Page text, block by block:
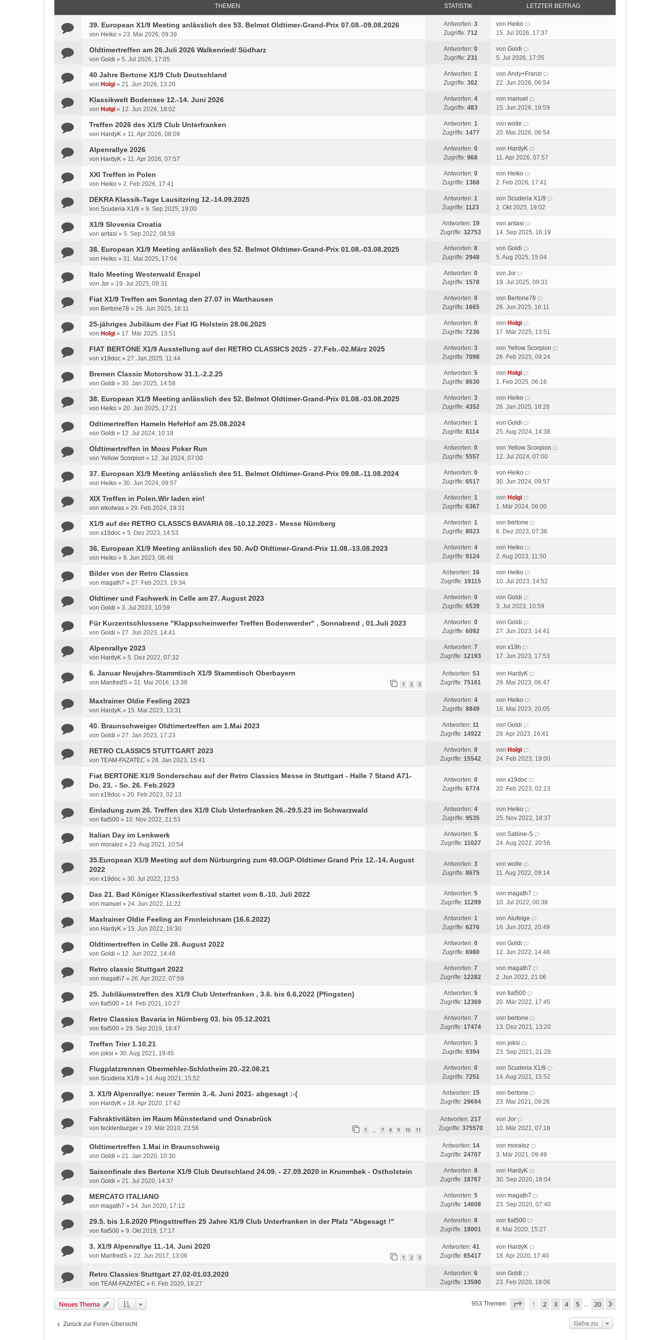
THEMEN STATISTIK LETZTER BEITRAG
39. European X1/9 Meeting anlässlich des 53. Belmot Oldtimer-Grand-Prix 07.08.-09.08.2026
von Heiko » 23. Mai 2026, 09:39
Antworten: 3
Zugriffe: 712
von Heiko
15. Jul 2026, 17:37
Oldtimertreffen am 26.Juli 2026 Walkenried/ Südharz
von Goldi » 5. Jul 2026, 17:05
Antworten: 0
Zugriffe: 231
von Goldi
5. Jul 2026, 17:05
40 Jahre Bertone X1/9 Club Deutschland
von Holgi » 21. Jun 2026, 13:20
Antworten: 1
Zugriffe: 302
von Andy+Franzi
22. Jun 2026, 06:54
Klassikwelt Bodensee 12.-14. Juni 2026
von Holgi » 12. Jun 2026, 18:02
Antworten: 4
Zugriffe: 483
von manuel
15. Jun 2026, 19:59
Treffen 2026 des X1/9 Club Unterfranken
von HardyK » 11. Apr 2026, 08:09
Antworten: 1
Zugriffe: 1477
von wolle
20. Mai 2026, 06:54
Alpenrallye 2026
von HardyK » 11. Apr 2026, 07:57
Antworten: 0
Zugriffe: 968
von HardyK
11. Apr 2026, 07:57
XXI Treffen in Polen
von Heiko » 2. Feb 2026, 17:41
Antworten: 0
Zugriffe: 1368
von Heiko
2. Feb 2026, 17:41
DEKRA Klassik-Tage Lausitzring 12.-14.09.2025
von Scuderia X1/9 » 9. Sep 2025, 19:00
Antworten: 1
Zugriffe: 1123
von Scuderia X1/9
2. Okt 2025, 19:02
X1/9 Slovenia Croatia
von antasi » 5. Sep 2022, 08:59
Antworten: 19
Zugriffe: 32753
von antasi
14. Sep 2025, 16:19
38. European X1/9 Meeting anlässlich des 52. Belmot Oldtimer-Grand-Prix 01.08.-03.08.2025
von Heiko » 31. Mai 2025, 17:04
Antworten: 8
Zugriffe: 2948
von Goldi
5. Aug 2025, 15:04
Italo Meeting Westerwald Enspel
von Jor » 19. Jul 2025, 09:31
Antworten: 0
Zugriffe: 1578
von Jor
19. Jul 2025, 09:31
Fiat X1/9 Treffen am Sonntag den 27.07 in Warthausen
von Bertone78 » 26. Jun 2025, 16:11
Antworten: 0
Zugriffe: 1665
von Bertone78
26. Jun 2025, 16:11
25-jähriges Jubiläum der Fiat IG Holstein 28.06.2025
von Holgi » 17. Mär 2025, 13:51
Antworten: 0
Zugriffe: 7236
von Holgi
17. Mär 2025, 13:51
FIAT BERTONE X1/9 Ausstellung auf der RETRO CLASSICS 2025 - 27.Feb.-02.März 2025
von x19doc » 27. Jan 2025, 11:44
Antworten: 3
Zugriffe: 7098
von Yellow Scorpion
26. Feb 2025, 09:24
Bremen Classic Motorshow 31.1.-2.2.25
von Goldi » 30. Jan 2025, 14:58
Antworten: 5
Zugriffe: 8630
von Holgi
1. Feb 2025, 06:16
38. European X1/9 Meeting anlässlich des 52. Belmot Oldtimer-Grand-Prix 01.08.-03.08.2025
von Heiko » 20. Jan 2025, 17:21
Antworten: 3
Zugriffe: 4352
von Heiko
26. Jan 2025, 18:26
Odtimertreffen Hameln HefeHof am 25.08.2024
von Goldi » 12. Jul 2024, 10:18
Antworten: 1
Zugriffe: 8114
von Goldi
25. Aug 2024, 14:38
Oldtimertreffen in Moos Poker Run
von Yellow Scorpion » 12. Jul 2024, 07:00
Antworten: 0
Zugriffe: 5557
von Yellow Scorpion
12. Jul 2024, 07:00
37. European X1/9 Meeting anlässlich des 51. Belmot Oldtimer-Grand-Prix 09.08.-11.08.2024
von Heiko » 30. Jun 2024, 09:57
Antworten: 0
Zugriffe: 6517
von Heiko
30. Jun 2024, 09:57
XIX Treffen in Polen.Wir laden ein!
von wkolwas » 29. Feb 2024, 19:31
Antworten: 1
Zugriffe: 6367
von Holgi
1. Mär 2024, 06:00
X1/9 auf der RETRO CLASSCS BAVARIA 08.-10.12.2023 - Messe Nürnberg
von x19doc » 5. Dez 2023, 14:53
Antworten: 1
Zugriffe: 8023
von bertone
6. Dez 2023, 07:36
36. European X1/9 Meeting anlässlich des 50. AvD Oldtimer-Grand-Prix 11.08.-13.08.2023
von Heiko » 9. Jun 2023, 06:46
Antworten: 4
Zugriffe: 9124
von Heiko
2. Aug 2023, 11:50
Bilder von der Retro Classics
von magath7 » 27. Feb 2023, 19:34
Antworten: 16
Zugriffe: 19115
von Heiko
10. Jul 2023, 14:52
Oldtimer und Fachwerk in Celle am 27. August 2023
von Goldi » 3. Jul 2023, 10:59
Antworten: 0
Zugriffe: 6539
von Goldi
3. Jul 2023, 10:59
Für Kurzentschlossene "Klappscheinwerfer Treffen Bodenwerder" , Sonnabend , 01.Juli 2023
von Goldi » 27. Jun 2023, 14:41
Antworten: 0
Zugriffe: 6092
von Goldi
27. Jun 2023, 14:41
Alpenrallye 2023
von HardyK » 5. Dez 2022, 07:32
Antworten: 7
Zugriffe: 12193
von x19h
17. Jun 2023, 17:53
6. Januar Neujahrs-Stammtisch X1/9 Stammtisch Oberbayern
von ManfredS » 31. Mai 2016, 13:38 1 2 3
Antworten: 53
Zugriffe: 75161
von HardyK
29. Mai 2023, 06:47
Maxlrainer Oldie Feeling 2023
von HardyK » 15. Mai 2023, 13:31
Antworten: 4
Zugriffe: 8849
von Heiko
16. Mai 2023, 20:05
40. Braunschweiger Oldtimertreffen am 1.Mai 2023
von Goldi » 27. Jan 2023, 17:23
Antworten: 11
Zugriffe: 14922
von Goldi
29. Apr 2023, 16:41
RETRO CLASSICS STUTTGART 2023
von TEAM-FAZATEC » 28. Jan 2023, 15:41
Antworten: 8
Zugriffe: 15542
von Holgi
24. Feb 2023, 19:00
Fiat BERTONE X1/9 Sonderschau auf der Retro Classics Messe in Stuttgart - Halle 7 Stand A71-
Do. 23. - So. 26. Feb.2023
von x19doc » 20. Feb 2023, 02:13
Antworten: 0
Zugriffe: 6774
von x19doc
20. Feb 2023, 02:13
Einladung zum 26. Treffen des X1/9 Club Unterfranken 26.-29.5.23 im Schwarzwald
von fiat500 » 10. Nov 2022, 21:53
Antworten: 4
Zugriffe: 9535
von Heiko
25. Nov 2022, 18:37
Italian Day im Lenkwerk
von moralez » 23. Aug 2021, 10:54
Antworten: 5
Zugriffe: 11027
von Sabine-S
24. Aug 2022, 20:56
35.European X1/9 Meeting auf dem Nürburgring zum 49.OGP-Oldtimer Grand Prix 12.-14. August
2022
von x19doc » 30. Jul 2022, 12:53
Antworten: 3
Zugriffe: 8675
von wolle
11. Aug 2022, 09:14
Das 21. Bad Königer Klassikerfestival startet vom 8.-10. Juli 2022
von manuel » 24. Jun 2022, 11:22
Antworten: 5
Zugriffe: 11299
von magath7
10. Jul 2022, 00:38
Maxlrainer Oldie Feeling an Fronleichnam (16.6.2022)
von HardyK » 15. Jun 2022, 16:30
Antworten: 1
Zugriffe: 6276
von Alufelge
16. Jun 2022, 20:49
Oldtimertreffen in Celle 28. August 2022
von Goldi » 12. Jun 2022, 14:48
Antworten: 0
Zugriffe: 6980
von Goldi
12. Jun 2022, 14:48
Retro classic Stuttgart 2022
von magath7 » 26. Apr 2022, 07:59
Antworten: 7
Zugriffe: 12282
von magath7
2. Jun 2022, 21:06
25. Jubiläumstreffen des X1/9 Club Unterfranken , 3.6. bis 6.6.2022 (Pfingsten)
von fiat500 » 14. Feb 2021, 10:27
Antworten: 5
Zugriffe: 12369
von fiat500
20. Mär 2022, 17:45
Retro Classics Bavaria in Nürnberg 03. bis 05.12.2021
von fiat500 » 29. Sep 2019, 18:47
Antworten: 7
Zugriffe: 17474
von bertone
13. Dez 2021, 13:20
Treffen Trier 1.10.21
von joksi » 30. Aug 2021, 19:45
Antworten: 3
Zugriffe: 9394
von joksi
23. Sep 2021, 21:28
Flugplatzrennen Obermehler-Schlotheim 20.-22.08.21
von Scuderia X1/9 » 14. Aug 2021, 15:52
Antworten: 0
Zugriffe: 7251
von Scuderia X1/9
14. Aug 2021, 15:52
3. X1/9 Alpenrallye: neuer Termin 3.-6. Juni 2021- abgesagt :-(
von HardyK » 18. Apr 2020, 17:42
Antworten: 15
Zugriffe: 29694
von bertone
23. Mai 2021, 09:26
Fahraktivitäten im Raum Münsterland und Osnabrück
von tecklenburger » 19. Mär 2010, 23:56 1 7 8 9 10 11
Antworten: 217
Zugriffe: 375570
von Jor
10. Mär 2021, 07:18
Oldtimertreffen 1.Mai in Braunschweig
von Goldi » 21. Jan 2020, 10:30
Antworten: 14
Zugriffe: 24707
von moralez
3. Mär 2021, 09:49
Saisonfinale des Bertone X1/9 Club Deutschland 24.09. - 27.09.2020 in Krummbek - Ostholstein
von Goldi » 21. Jul 2020, 14:37
Antworten: 8
Zugriffe: 18767
von HardyK
30. Sep 2020, 18:04
MERCATO ITALIANO
von magath7 » 14. Jun 2020, 17:12
Antworten: 5
Zugriffe: 14608
von magath7
23. Sep 2020, 07:40
29.5. bis 1.6.2020 Pfingsttreffen 25 Jahre X1/9 Club Unterfranken in der Pfalz "Abgesagt !"
von fiat500 » 9. Okt 2019, 17:17
Antworten: 8
Zugriffe: 18001
von fiat500
8. Mai 2020, 15:27
3. X1/9 Alpenrallye 11.-14. Juni 2020
von ManfredS » 22. Jun 2017, 13:06 1 2 3
Antworten: 41
Zugriffe: 65417
von HardyK
18. Apr 2020, 17:40
Retro Classics Stuttgart 27.02-01.03.2020
von TEAM-FAZATEC » 6. Feb 2020, 16:27
Antworten: 6
Zugriffe: 13590
von Goldi
23. Feb 2020, 18:06
Neues Thema 953 Themen Seite von20
1 2 3 4 5 … 20
Zurück zur Foren-Übersicht Gehe zu